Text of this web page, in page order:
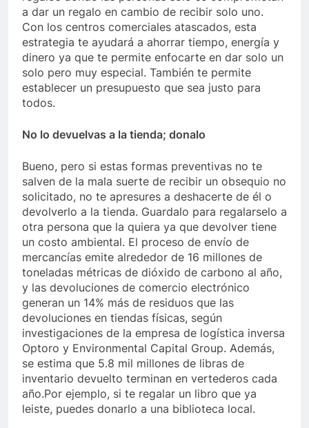
a dar un regalo en cambio de recibir solo uno.
Con los centros comerciales atascados, esta
estrategia te ayudará a ahorrar tiempo, energía y
dinero ya que te permite enfocarte en dar solo un
solo pero muy especial. También te permite
establecer un presupuesto que sea justo para
todos.
No lo devuelvas a la tienda; donalo
Bueno, pero si estas formas preventivas no te
salven de la mala suerte de recibir un obsequio no
solicitado, no te apresures a deshacerte de él o
devolverlo a la tienda. Guardalo para regalarselo a
otra persona que la quiera ya que devolver tiene
un costo ambiental. El proceso de envío de
mercancías emite alrededor de 16 millones de
toneladas métricas de dióxido de carbono al año,
y las devoluciones de comercio electrónico
generan un 14% más de residuos que las
devoluciones en tiendas físicas, según
investigaciones de la empresa de logística inversa
Optoro y Environmental Capital Group. Además,
se estima que 5.8 mil millones de libras de
inventario devuelto terminan en vertederos cada
año.Por ejemplo, si te regalar un libro que ya
leiste, puedes donarlo a una biblioteca local.